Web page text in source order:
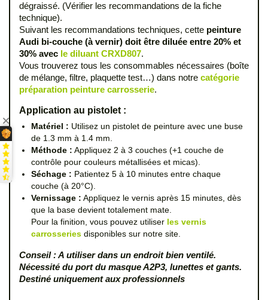
dégraissé. (Vérifier les recommandations de la fiche
technique).
Suivant les recommandations techniques, cette peinture
Audi bi-couche (à vernir) doit être diluée entre 20% et
30% avec le diluant CRXD807.
Vous trouverez tous les consommables nécessaires (boîte
de mélange, filtre, plaquette test…) dans notre catégorie
préparation peinture carrosserie.
Application au pistolet :
Matériel : Utilisez un pistolet de peinture avec une buse
de 1.3 mm à 1.4 mm.
Méthode : Appliquez 2 à 3 couches (+1 couche de
contrôle pour couleurs métallisées et micas).
Séchage : Patientez 5 à 10 minutes entre chaque
couche (à 20°C).
Vernissage : Appliquez le vernis après 15 minutes, dès
que la base devient totalement mate.
Pour la finition, vous pouvez utiliser les vernis
carrosseries disponibles sur notre site.
Conseil : A utiliser dans un endroit bien ventilé.
Nécessité du port du masque A2P3, lunettes et gants.
Destiné uniquement aux professionnels